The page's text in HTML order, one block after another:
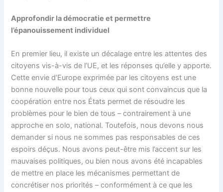
Approfondir la démocratie et permettre
l’épanouissement individuel
En premier lieu, il existe un décalage entre les attentes des
citoyens vis-à-vis de l’UE, et les réponses qu’elle y apporte.
Cette envie d’Europe exprimée par les citoyens est une
bonne nouvelle pour tous ceux qui sont convaincus que la
coopération entre nos États permet de résoudre les
problèmes pour le bien de tous – contrairement à une
approche en solo, national. Toutefois, nous devons nous
demander si nous ne sommes pas responsables de ces
espoirs déçus. Nous avons peut-être mis l’accent sur les
mauvaises politiques, ou bien nous avons été incapables
de mettre en place les mécanismes permettant de
concrétiser nos priorités – conformément à ce que les